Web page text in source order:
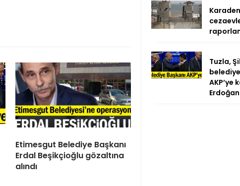
Etimesgut Belediye Başkanı
Erdal Beşikçioğlu gözaltına
alındı
Tuzla,
AKP’ye